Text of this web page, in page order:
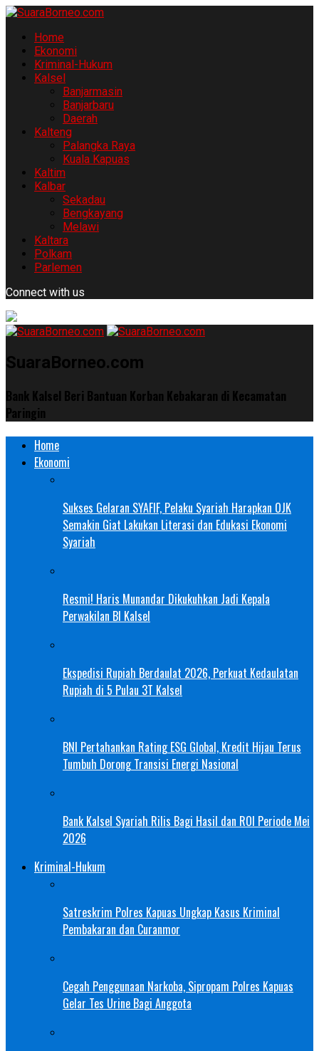
Home
Ekonomi
Kriminal-Hukum
Kalsel
Banjarmasin
Banjarbaru
Daerah
Kalteng
Palangka Raya
Kuala Kapuas
Kaltim
Kalbar
Sekadau
Bengkayang
Melawi
Kaltara
Polkam
Parlemen
Connect with us
SuaraBorneo.com
Bank Kalsel Beri Bantuan Korban Kebakaran di Kecamatan
Paringin
Home
Ekonomi
Sukses Gelaran SYAFIF, Pelaku Syariah Harapkan OJK
Semakin Giat Lakukan Literasi dan Edukasi Ekonomi
Syariah
Resmi! Haris Munandar Dikukuhkan Jadi Kepala
Perwakilan BI Kalsel
Ekspedisi Rupiah Berdaulat 2026, Perkuat Kedaulatan
Rupiah di 5 Pulau 3T Kalsel
BNI Pertahankan Rating ESG Global, Kredit Hijau Terus
Tumbuh Dorong Transisi Energi Nasional
Bank Kalsel Syariah Rilis Bagi Hasil dan ROI Periode Mei
2026
Kriminal-Hukum
Satreskrim Polres Kapuas Ungkap Kasus Kriminal
Pembakaran dan Curanmor
Cegah Penggunaan Narkoba, Sipropam Polres Kapuas
Gelar Tes Urine Bagi Anggota